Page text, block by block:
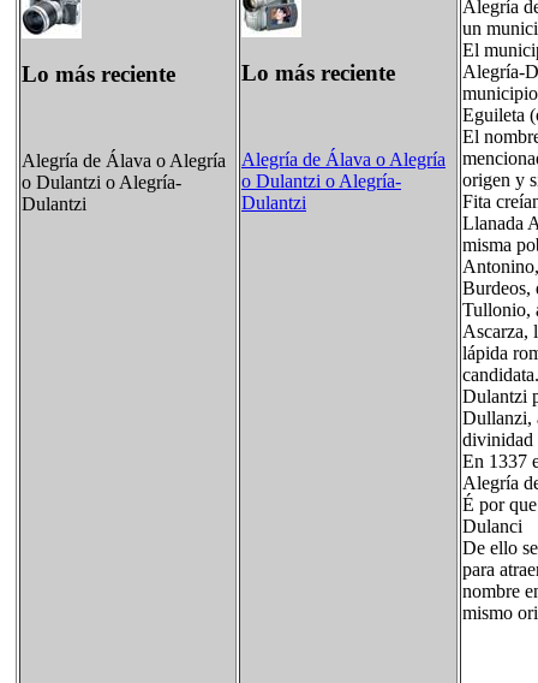
Lo más reciente
Alegría de Álava o Alegría
o Dulantzi o Alegría-
Dulantzi
Lo más reciente
Alegría de Álava o Alegría
o Dulantzi o Alegría-
Dulantzi
Alegría
un
El
Alegría-
Eguileta
El
origen y
Fita
Llanada
misma
Burdeos,
Tullonio,
Ascarza,
lápida
Dulantzi
Dullanzi,
divinidad
En 1337
Alegría
É por
Dulanci
De ello
para
nombre
mismo